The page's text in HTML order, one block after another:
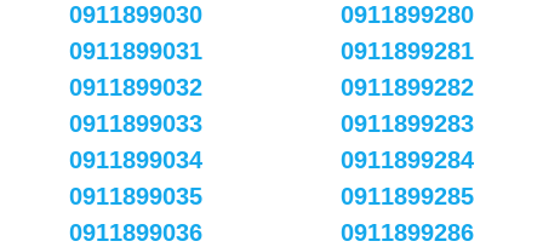
0911899030
0911899031
0911899032
0911899033
0911899034
0911899035
0911899036
0911899280
0911899281
0911899282
0911899283
0911899284
0911899285
0911899286